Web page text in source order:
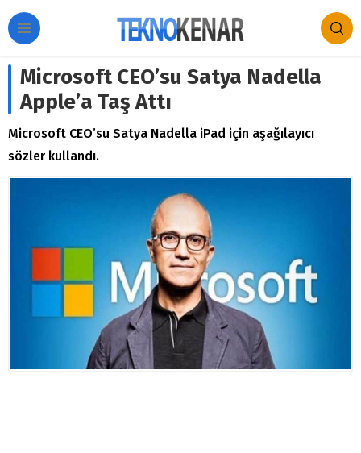
Microsoft CEO’su Satya Nadella
Apple’a Taş Attı
Microsoft CEO’su Satya Nadella iPad için aşağılayıcı
sözler kullandı.